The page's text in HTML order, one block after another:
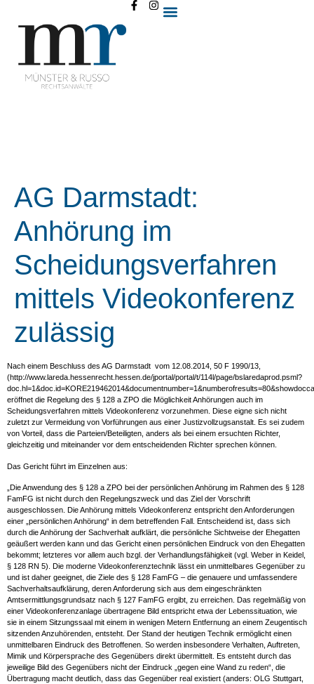
AG Darmstadt:
Anhörung im
Scheidungsverfahren
mittels Videokonferenz
zulässig
Nach einem Beschluss des AG Darmstadt vom 12.08.2014, 50 F 1990/13,
(http://www.lareda.hessenrecht.hessen.de/jportal/portal/t/114l/page/bslaredaprod.psml?
eröffnet die Regelung des § 128 a ZPO die Möglichkeit Anhörungen auch im
Scheidungsverfahren mittels Videokonferenz vorzunehmen. Diese eigne sich nicht
zuletzt zur Vermeidung von Vorführungen aus einer Justizvollzugsanstalt. Es sei zudem
von Vorteil, dass die Parteien/Beteiligten, anders als bei einem ersuchten Richter,
gleichzeitig und miteinander vor dem entscheidenden Richter sprechen können.
Das Gericht führt im Einzelnen aus:
„Die Anwendung des § 128 a ZPO bei der persönlichen Anhörung im Rahmen des § 128
FamFG ist nicht durch den Regelungszweck und das Ziel der Vorschrift
ausgeschlossen. Die Anhörung mittels Videokonferenz entspricht den Anforderungen
einer „persönlichen Anhörung“ in dem betreffenden Fall. Entscheidend ist, dass sich
durch die Anhörung der Sachverhalt aufklärt, die persönliche Sichtweise der Ehegatten
geäußert werden kann und das Gericht einen persönlichen Eindruck von den Ehegatten
bekommt; letzteres vor allem auch bzgl. der Verhandlungsfähigkeit (vgl. Weber in Keidel,
§ 128 RN 5). Die moderne Videokonferenztechnik lässt ein unmittelbares Gegenüber zu
und ist daher geeignet, die Ziele des § 128 FamFG – die genauere und umfassendere
Sachverhaltsaufklärung, deren Anforderung sich aus dem eingeschränkten
Amtsermittlungsgrundsatz nach § 127 FamFG ergibt, zu erreichen. Das regelmäßig von
einer Videokonferenzanlage übertragene Bild entspricht etwa der Lebenssituation, wie
sie in einem Sitzungssaal mit einem in wenigen Metern Entfernung an einem Zeugentisch
sitzenden Anzuhörenden, entsteht. Der Stand der heutigen Technik ermöglicht einen
unmittelbaren Eindruck des Betroffenen. So werden insbesondere Verhalten, Auftreten,
Mimik und Körpersprache des Gegenübers direkt übermittelt. Es entsteht durch das
jeweilige Bild des Gegenübers nicht der Eindruck „gegen eine Wand zu reden“, die
Übertragung macht deutlich, dass das Gegenüber real existiert (anders: OLG Stuttgart,